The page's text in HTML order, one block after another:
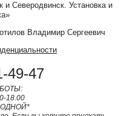
Северодвинск. Установка и
Владимир Сергеевич
49-47
18.00